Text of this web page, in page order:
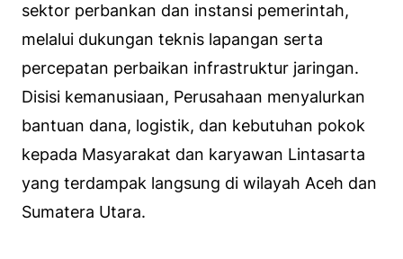
sektor perbankan dan instansi pemerintah,
melalui dukungan teknis lapangan serta
percepatan perbaikan infrastruktur jaringan.
Disisi kemanusiaan, Perusahaan menyalurkan
bantuan dana, logistik, dan kebutuhan pokok
kepada Masyarakat dan karyawan Lintasarta
yang terdampak langsung di wilayah Aceh dan
Sumatera Utara.